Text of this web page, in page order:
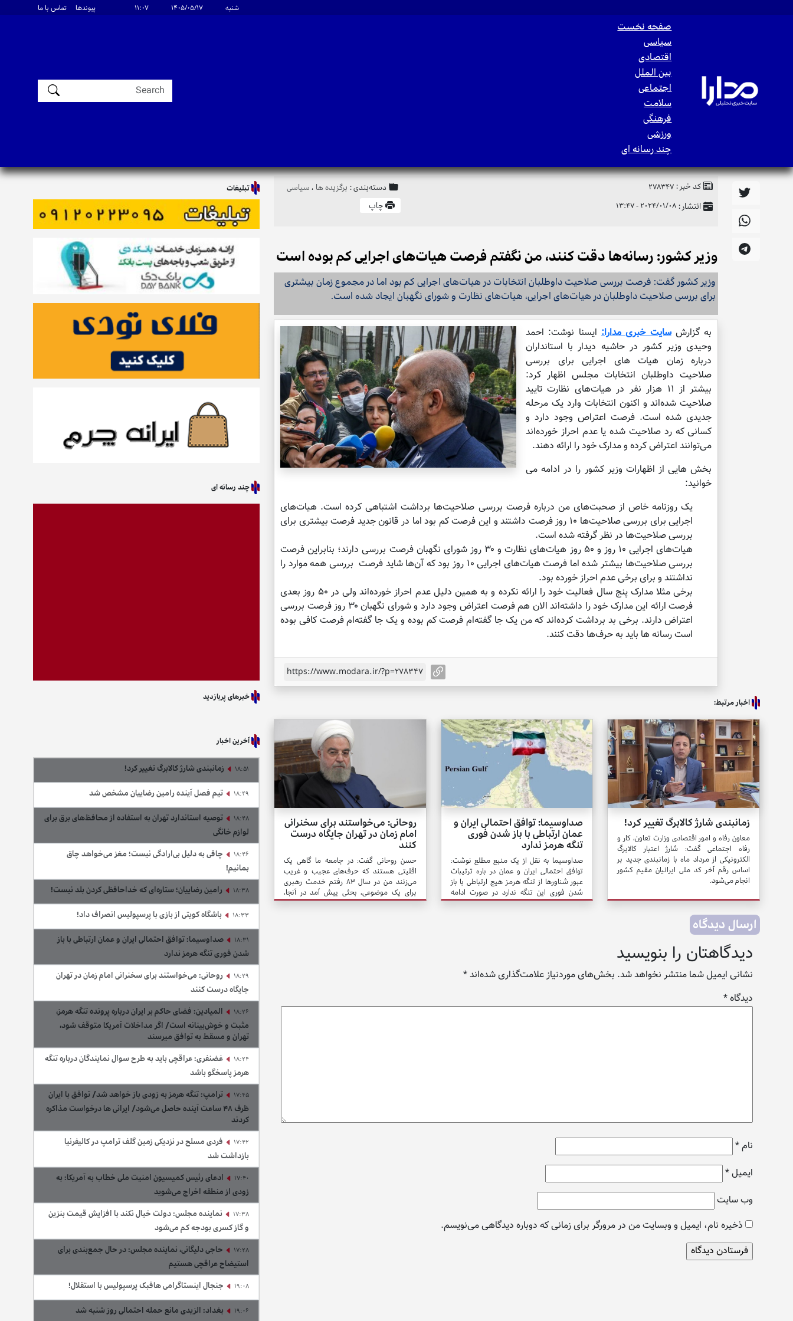
شنبه ۱۴۰۵/۰۵/۱۷ ۱۱:۰۷ پیوندها تماس با ما
صفحه نخست
سیاسی
اقتصادی
بین الملل
اجتماعی
سلامت
فرهنگی
ورزشی
چند رسانه ای
کد خبر : 278347
انتشار : 2024/01/08 - 13:47
دسته‌بندی : برگزیده ها ،سیاسی
چاپ
وزیر کشور: رسانه‌ها دقت کنند، من نگفتم فرصت هیات‌های اجرایی کم بوده است
وزیر کشور گفت: فرصت بررسی صلاحیت داوطلبان انتخابات در هیات‌های اجرایی کم بود اما در مجموع زمان بیشتری
برای بررسی صلاحیت داوطلبان در هیات‌های اجرایی، هیات‌های نظارت و شورای نگهبان ایجاد شده است.
به گزارشسایت خبری مدارا:ایسنا نوشت: احمد
وحیدی وزیر کشور در حاشیه دیدار با استانداران
درباره زمان هیات های اجرایی برای بررسی
صلاحیت داوطلبان انتخابات مجلس اظهار کرد:
بیشتر از ۱۱ هزار نفر در هیات‌های نظارت تایید
صلاحیت شده‌اند و اکنون انتخابات وارد یک مرحله
جدیدی شده است. فرصت اعتراص وجود دارد و
کسانی که رد صلاحیت شده یا عدم احراز خورده‌اند
می‌توانند اعتراض کرده و مدارک خود را ارائه دهند.
بخش هایی از اظهارات وزیر کشور را در ادامه می
خوانید:
یک روزنامه خاص از صحبت‌های من درباره فرصت بررسی صلاحیت‌ها برداشت اشتباهی کرده است. هیات‌های
اجرایی برای بررسی صلاحیت‌ها ۱۰ روز فرصت داشتند و این فرصت کم بود اما در قانون جدید فرصت بیشتری برای
بررسی صلاحیت‌ها در نظر گرفته شده است.
هیات‌های اجرایی ۱۰ روز و ۵۰ روز هیات‌های نظارت و ۳۰ روز شورای نگهبان فرصت بررسی دارند؛ بنابراین فرصت
بررسی صلاحیت‌ها بیشتر شده اما فرصت هیات‌های اجرایی ۱۰ روز بود که آن‌ها شاید فرصت بررسی همه موارد را
نداشتند و برای برخی عدم احراز خورده بود.
برخی مثلا مدارک پنج سال فعالیت خود را ارائه نکرده و به همین دلیل عدم احراز خورده‌اند ولی در ۵۰ روز بعدی
فرصت ارائه این مدارک خود را داشته‌اند الان هم فرصت اعتراض وجود دارد و شورای نگهبان ۳۰ روز فرصت بررسی
اعتراض دارند. برخی بد برداشت کرده‌اند که من یک جا گفته‌ام فرصت کم بوده و یک جا گفته‌ام فرصت کافی بوده
است رسانه ها باید به حرف‌ها دقت کنند.
https://www.modara.ir/?p=278347
اخبار مرتبط:
زمانبندی شارژ کالابرگ تغییر کرد!
معاون رفاه و امور اقتصادی وزارت تعاون، کار و
رفاه اجتماعی گفت: شارژ اعتبار کالابرگ
الکترونیکی از مرداد ماه با زمانبندی جدید بر
اساس رقم آخر کد ملی ایرانیان مقیم کشور
انجام می‌شود.
صداوسیما: توافق احتمالی ایران و
عمان ارتباطی با باز شدن فوری
تنگه هرمز ندارد
صداوسیما به نقل از یک منبع مطلع نوشت:
توافق احتمالی ایران و عمان در باره ترتیبات
عبور شناورها از تنگه هرمز هیچ ارتباطی با باز
شدن فوری این تنگه ندارد در صورت ادامه
تخلفات آمریکا، تنگه هرمز حتی با توافق بین
روحانی: می‌خواستند برای سخنرانی
امام زمان در تهران جایگاه درست
کنند
حسن روحانی گفت: در جامعه ما گاهی یک
اقلیتی هستند که حرف‌های عجیب و غریب
می‌زنند من در سال ۸۳ رفتم خدمت رهبری
برای یک موضوعی، بحثی پیش آمد در آنجا،
ایشان به مناسبت فرمودند که فلان آقا، اسم
ارسال دیدگاه
دیدگاهتان را بنویسید
نشانی ایمیل شما منتشر نخواهد شد. بخش‌های موردنیاز علامت‌گذاری شده‌اند*
دیدگاه*
نام*
ایمیل*
وب‌ سایت
ذخیره نام، ایمیل و وبسایت من در مرورگر برای زمانی که دوباره دیدگاهی می‌نویسم.
تبلیغات
چند رسانه ای
خبرهای پربازدید
آخرین اخبار
18:51 زمانبندی شارژ کالابرگ تغییر کرد!
18:49 تیم فصل آینده رامین رضاییان مشخص شد
18:48
توصیه استاندارد تهران به استفاده از محافظ‌های برق برای
لوازم خانگی
18:46
چاقی به دلیل بی‌ارادگی نیست؛ مغز می‌خواهد چاق
بمانیم!
18:38 رامین رضاییان؛ ستاره‌ای که خداحافظی کردن بلد نیست!
18:33 باشگاه کویتی از بازی با پرسپولیس انصراف داد!
18:31
صداوسیما: توافق احتمالی ایران و عمان ارتباطی با باز
شدن فوری تنگه هرمز ندارد
18:29
روحانی: می‌خواستند برای سخنرانی امام زمان در تهران
جایگاه درست کنند
18:26
المیادین: فضای حاکم بر ایران درباره پرونده تنگه هرمز،
مثبت و خوش‌بینانه است/ اگر مداخلات آمریکا متوقف شود،
تهران و مسقط به توافق میرسند
18:24
غضنفری: عراقچی باید به طرح سوال نمایندگان درباره تنگه
هرمز پاسخگو باشد
17:45
ترامپ: تنگه هرمز به زودی باز خواهد شد/ توافق با ایران
ظرف ۴۸ ساعت آینده حاصل می‌شود/ ایرانی ها درخواست مذاکره
کردند
17:42
فردی مسلح در نزدیکی زمین گلف ترامپ در کالیفرنیا
بازداشت شد
17:40
ادعای رئیس کمیسیون امنیت ملی خطاب به آمریکا: به
زودی از منطقه اخراج می‌شوید
17:38
نماینده مجلس: دولت خیال نکند با افزایش قیمت بنزین‌
و گاز کسری بودجه کم می‌شود
17:28
حاجی دلیگانی، نماینده مجلس: در حال جمع‌بندی برای
استیضاح عراقچی هستیم
19:08 جنجال اینستاگرامی هافبک پرسپولیس با استقلال!
19:06 بغداد: الزیدی مانع حمله احتمالی روز شنبه شد